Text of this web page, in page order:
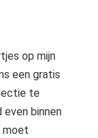
op mijn
een gratis
te
even binnen
moet